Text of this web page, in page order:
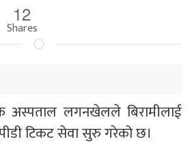
12
Shares
अस्पताल लगनखेलले बिरामीलाई
टिकट सेवा सुरु गरेको छ।